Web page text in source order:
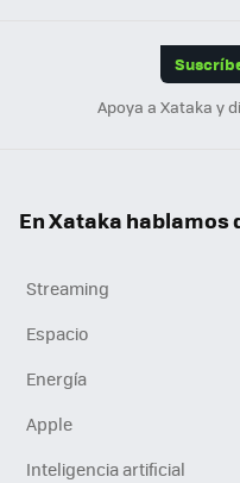
Apoya a Xataka y
En Xataka hablamos
Streaming
Espacio
Energía
Apple
Inteligencia artificial